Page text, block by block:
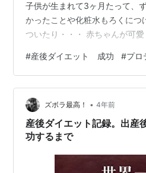
子供が生まれて3ヶ月たって、
かったことや化粧水もろくにつ
ついたり・・・ 赤ちゃんが可
ない部分もありますよね。。。
結構体重増量に厳しかったので
出産前の体重に戻ったのですが
始めていたので、ただ増量した
でしたw 全く自慢にはなりませ
重遍歴はこちらをご覧ください
#産後ダイエット 成功 #プロ
ズボラ最高！ • 4年前
産後ダイエット記録。出産
功するまで